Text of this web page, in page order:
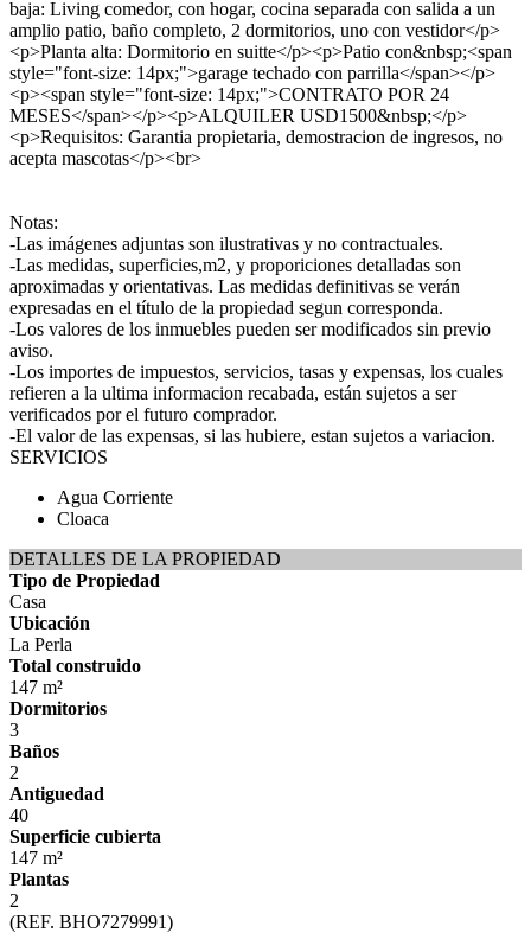
baja: Living comedor, con hogar, cocina separada con salida a un
amplio patio, baño completo, 2 dormitorios, uno con vestidor</p>
<p>Planta alta: Dormitorio en suitte</p><p>Patio con&nbsp;<span
style="font-size: 14px;">garage techado con parrilla</span></p>
<p><span style="font-size: 14px;">CONTRATO POR 24
MESES</span></p><p>ALQUILER USD1500&nbsp;</p>
<p>Requisitos: Garantia propietaria, demostracion de ingresos, no
acepta mascotas</p><br>
Notas:
-Las imágenes adjuntas son ilustrativas y no contractuales.
-Las medidas, superficies,m2, y proporiciones detalladas son
aproximadas y orientativas. Las medidas definitivas se verán
expresadas en el título de la propiedad segun corresponda.
-Los valores de los inmuebles pueden ser modificados sin previo
aviso.
-Los importes de impuestos, servicios, tasas y expensas, los cuales
refieren a la ultima informacion recabada, están sujetos a ser
verificados por el futuro comprador.
-El valor de las expensas, si las hubiere, estan sujetos a variacion.
SERVICIOS
Agua Corriente
Cloaca
DETALLES DE LA PROPIEDAD
Tipo de Propiedad
Casa
Ubicación
La Perla
Total construido
147 m²
Dormitorios
3
Baños
2
Antiguedad
40
Superficie cubierta
147 m²
Plantas
2
(REF. BHO7279991)